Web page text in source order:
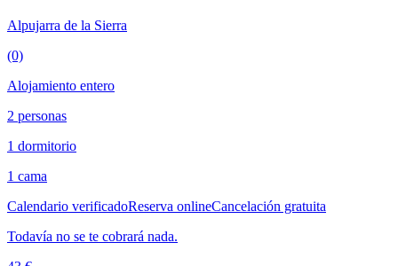
Alpujarra de la Sierra
(0)
Alojamiento entero
2 personas
1 dormitorio
1 cama
Calendario verificadoReserva onlineCancelación gratuita
Todavía no se te cobrará nada.